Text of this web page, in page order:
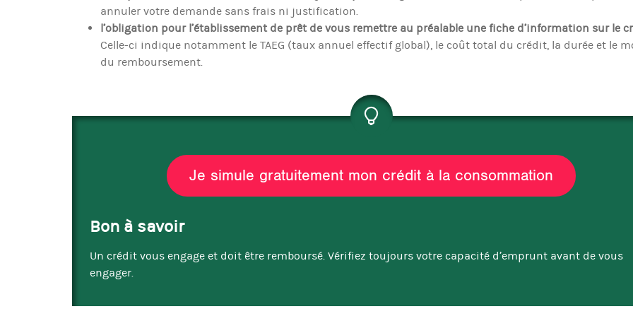
annuler votre demande sans frais ni justification.
l’obligation pour l’établissement de prêt de vous remettre au préalable une fiche d’information sur le
Celle-ci indique notamment le TAEG (taux annuel effectif global), le coût total du crédit, la durée et le
du remboursement.
Je simule gratuitement mon crédit à la consommation
Bon à savoir
Un crédit vous engage et doit être remboursé. Vérifiez toujours votre capacité d’emprunt avant de vous
engager.